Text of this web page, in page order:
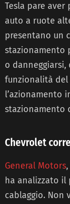
Tesla pare
auto a ruote
presentano un
stazionamento
o
funzionalità
l’azionamento
stazionamento
Chevrolet
General Motors
ha analizzato il
cablaggio. Non